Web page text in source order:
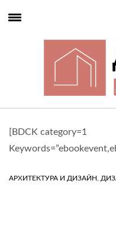
[BDCK category=1
АРХИТЕКТУРА И ДИЗАЙН,